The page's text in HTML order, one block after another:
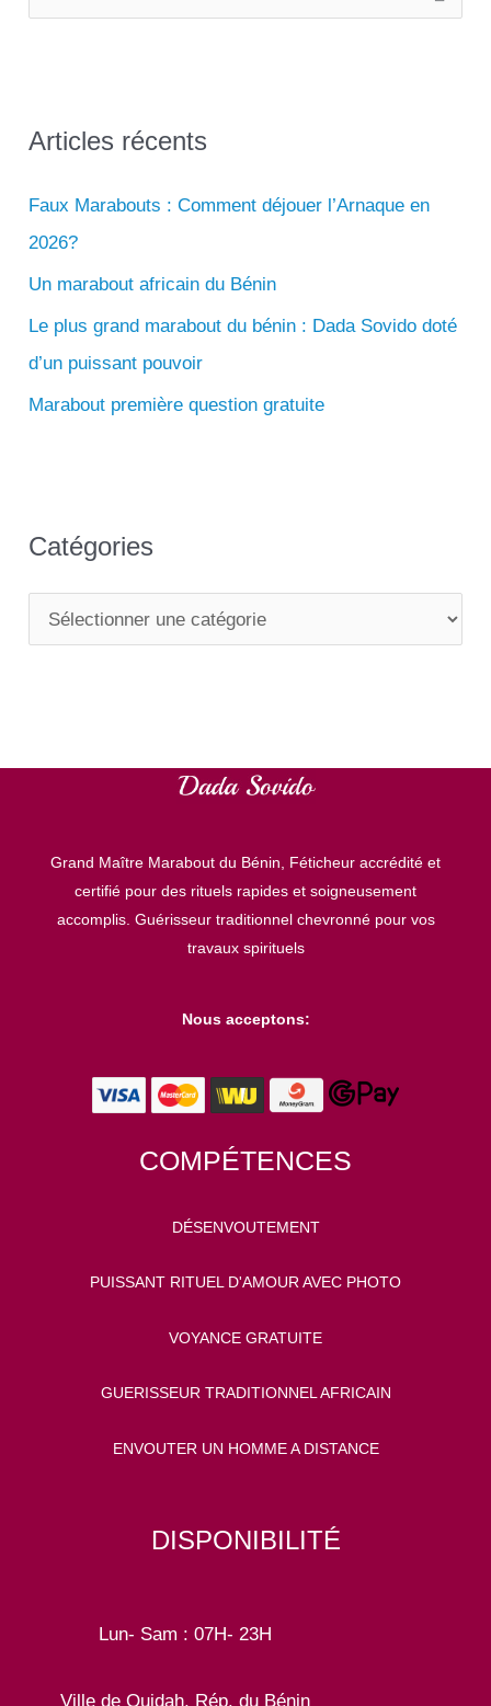
e
e
c
h
e
r
:
Articles récents
Faux Marabouts : Comment déjouer l’Arnaque en
2026?
Un marabout africain du Bénin
Le plus grand marabout du bénin : Dada Sovido doté
d’un puissant pouvoir
Marabout première question gratuite
Catégories
a
Grand Maître Marabout du Bénin, Féticheur accrédité et
certifié pour des rituels rapides et soigneusement
accomplis. Guérisseur traditionnel chevronné pour vos
travaux spirituels
Nous acceptons:
COMPÉTENCES
DÉSENVOUTEMENT
PUISSANT RITUEL D'AMOUR AVEC PHOTO
VOYANCE GRATUITE
GUERISSEUR TRADITIONNEL AFRICAIN
ENVOUTER UN HOMME A DISTANCE
DISPONIBILITÉ
Lun- Sam : 07H- 23H
Ville de Ouidah, Rép. du Bénin